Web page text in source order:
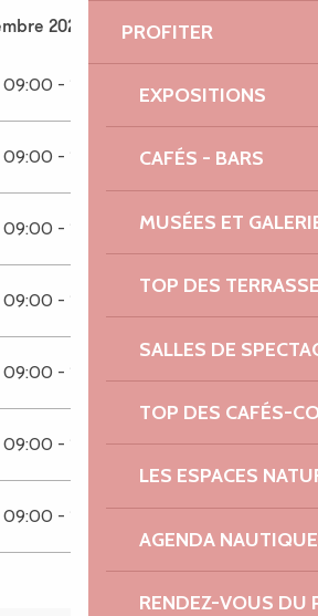
PROFITER
EXPOSITIONS
CAFÉS - BARS
MUSÉES ET
TOP DES
SALLES DE
TOP DES CAFÉS-
LES ESPACES
AGENDA NAUTIQUE
RENDEZ-VOUS DU
au11 novembre 2026
2026
09:00 - 13:00 14:00 - 19:00
09:00 - 13:00 14:00 - 19:00
09:00 - 13:00 14:00 - 19:00
09:00 - 13:00
09:00 - 13:00
09:00 - 13:00 14:00 - 19:00
09:00 - 13:00